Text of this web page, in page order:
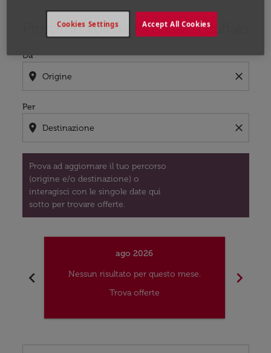
Prossimo voli da Kinshasa a Buffalo
Da
location_on close
Per
location_on close
Prova ad aggiornare il tuo percorso
(origine e/o destinazione) o
interagisci con le singole date qui
sotto per trovare offerte.
Prova ad aggiornare il tuo percorso (origine e/o
chevron_left
ago 2026
Nessun risultato per questo mese.
Trova offerte
chevron_right
Accept All Cookies
Cookies Settings